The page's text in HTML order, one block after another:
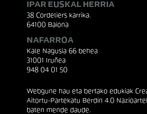
IPAR EUSKAL HERRIA
38 Cordeliers karrika.
64100 Baiona
NAFARROA
Kale Nagusia 66 behea
31001 Iruñea
948 04 01 50
Webgune hau eta bertako edukiak
Aitortu-Partekatu Berdin 4.0
baten mende daude.